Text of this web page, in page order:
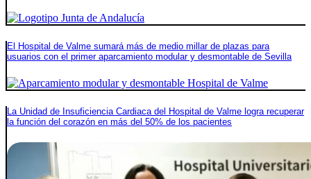
El Hospital de Valme sumará más de medio millar de plazas para
usuarios con el primer aparcamiento modular y desmontable de Sevilla
La Unidad de Insuficiencia Cardiaca del Hospital de Valme logra recuperar
la función del corazón en más del 50% de los pacientes